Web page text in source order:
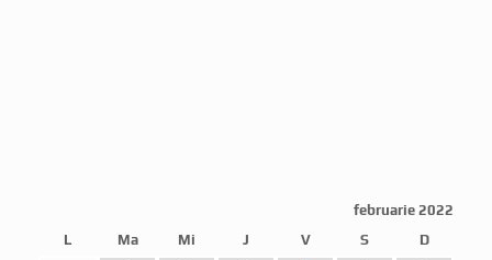
februarie 2022
L
Ma Mi J V S
D